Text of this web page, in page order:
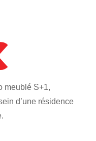
meublé S+1,
d’une résidence